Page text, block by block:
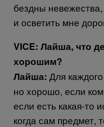
бездны
и осветить мне
VICE: Лайша, что
хорошим?
Лайша: Для
но хорошо, если
если есть какая-то
когда сам предмет,